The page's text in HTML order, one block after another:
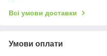
Всі умови доставки
Умови оплати